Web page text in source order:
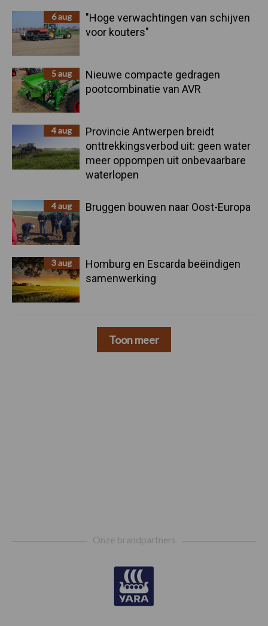
6 aug
"Hoge verwachtingen van schijven
voor kouters"
5 aug
Nieuwe compacte gedragen
pootcombinatie van AVR
4 aug
Provincie Antwerpen breidt
onttrekkingsverbod uit: geen water
meer oppompen uit onbevaarbare
waterlopen
4 aug Bruggen bouwen naar Oost-Europa
3 aug
Homburg en Escarda beëindigen
samenwerking
Toon meer
Onze brandpartners